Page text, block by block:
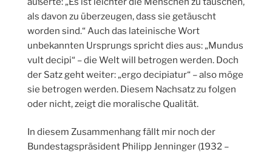
als davon zu überzeugen, dass sie getäuscht
worden sind.“ Auch das lateinische Wort
unbekannten Ursprungs spricht dies aus: „Mundus
vult decipi“ – die Welt will betrogen werden. Doch
der Satz geht weiter: „ergo decipiatur“ – also möge
sie betrogen werden. Diesem Nachsatz zu folgen
oder nicht, zeigt die moralische Qualität.
In diesem Zusammenhang fällt mir noch der
Bundestagspräsident Philipp Jenninger (1932 –